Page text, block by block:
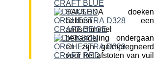
SAULEDA doeken
hebben een
antischimmel
behandeling ondergaan
en zijn geïmpregneerd
voor het afstoten van vuil